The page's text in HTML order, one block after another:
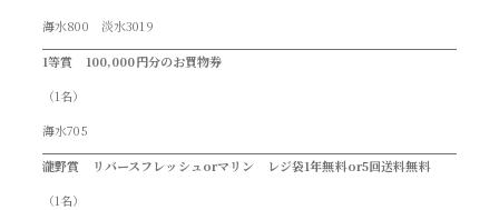
海水800 淡水3019
1等賞 100,000円分のお買物券
（1名）
海水705
瀧野賞 リバースフレッシュorマリン レジ袋1年無料or5回送料無料
（1名）